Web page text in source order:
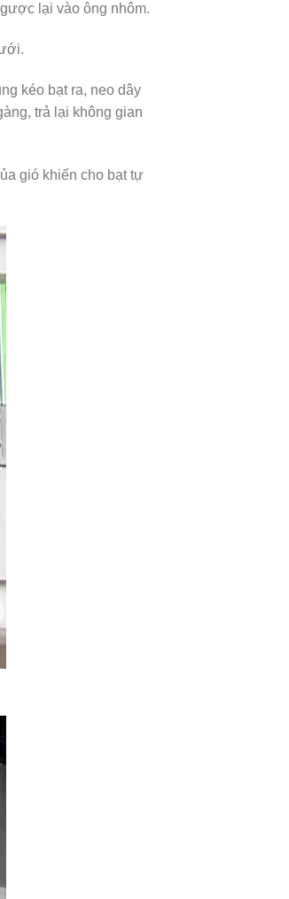
lại vào ông nhôm.
kéo bạt ra, neo dây
trả lại không gian
gió khiến cho bạt tự